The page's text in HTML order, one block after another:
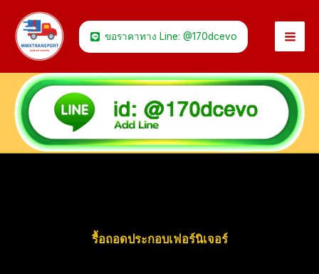
content
ขอราคาทาง Line: @170dcevo
รื้อถอดประกอบเฟอร์นิเจอร์